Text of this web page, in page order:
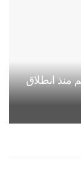
منذ انطلاق